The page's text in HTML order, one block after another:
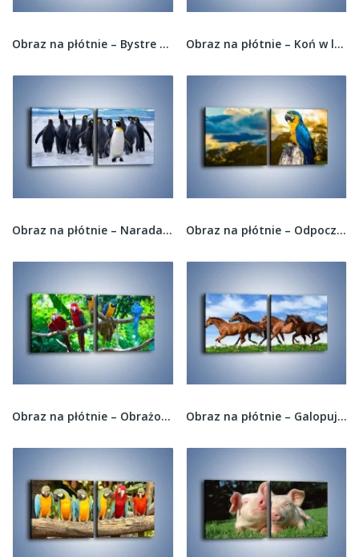
Obraz na płótnie – Bystre oczka małej żabki –... Obraz na płótnie – Koń w lawendowym polu –...
Obraz na płótnie – Narada pingwiniej rodziny –... Obraz na płótnie – Odpoczynek papugi na pniu –...
Obraz na płótnie – Obrażona koleżanka w gronie... Obraz na płótnie – Galopujące stado brązowych...